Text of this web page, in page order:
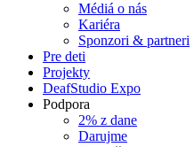
Médiá o nás
Kariéra
Sponzori & partneri
Pre deti
Projekty
DeafStudio Expo
Podpora
2% z dane
Darujme